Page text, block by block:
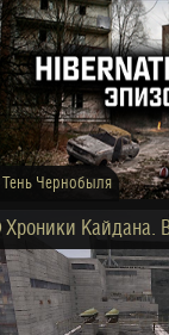
Тень Чернобыля
Хроники Кайдана.